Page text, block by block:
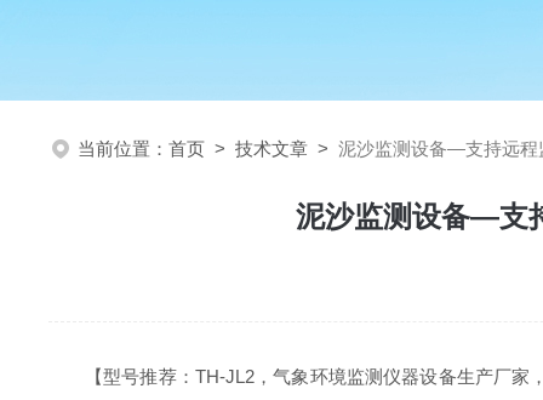
当前位置： 首页 > 技术文章 > 泥沙监测设备—支持远程
泥沙监测设备—支
【型号推荐： TH-JL2，气象环境监测仪器设备生产厂家